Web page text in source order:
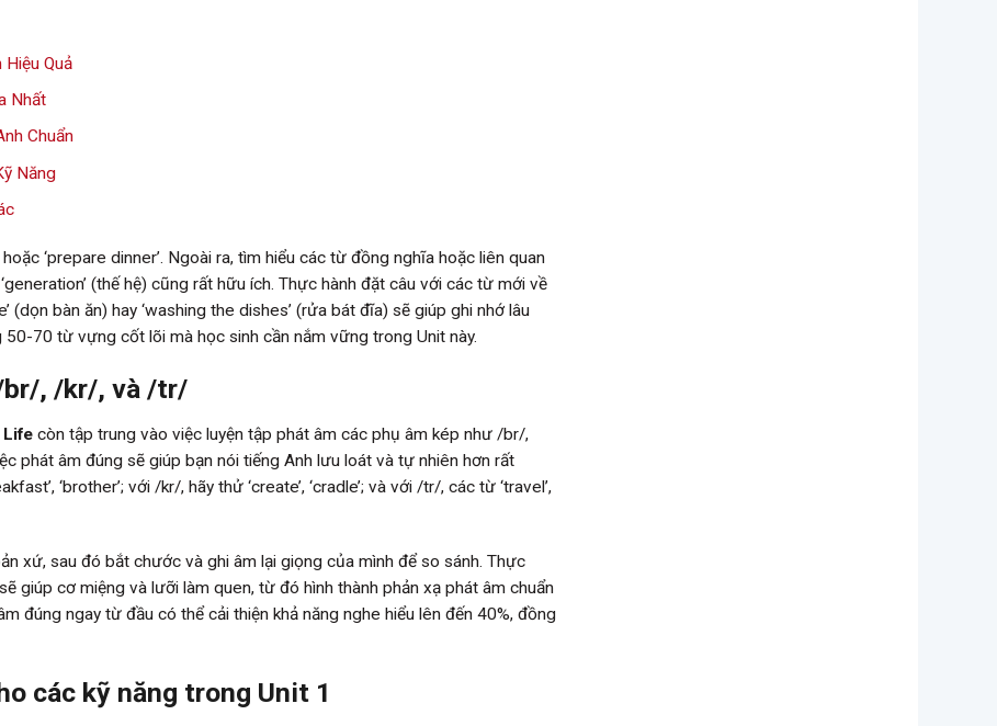
Hiệu Quả
Nhất
Chuẩn
Năng
hoặc ‘prepare dinner’. Ngoài ra, tìm hiểu các từ đồng nghĩa hoặc liên quan
‘generation’ (thế hệ) cũng rất hữu ích. Thực hành đặt câu với các từ mới về
(dọn bàn ăn) hay ‘washing the dishes’ (rửa bát đĩa) sẽ giúp ghi nhớ lâu
70 từ vựng cốt lõi mà học sinh cần nắm vững trong Unit này.
br/, /kr/, và /tr/
Life còn tập trung vào việc luyện tập phát âm các phụ âm kép như /br/,
phát âm đúng sẽ giúp bạn nói tiếng Anh lưu loát và tự nhiên hơn rất
‘brother’; với /kr/, hãy thử ‘create’, ‘cradle’; và với /tr/, các từ ‘travel’,
xứ, sau đó bắt chước và ghi âm lại giọng của mình để so sánh. Thực
giúp cơ miệng và lưỡi làm quen, từ đó hình thành phản xạ phát âm chuẩn
đúng ngay từ đầu có thể cải thiện khả năng nghe hiểu lên đến 40%, đồng
các kỹ năng trong Unit 1